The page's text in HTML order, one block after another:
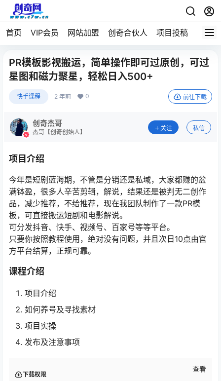
首页 VIP会员 网站加盟 创奇合伙人 项目投稿
PR模板影视搬运，简单操作即可过原创，可过
星图和磁力聚星，轻松日入500+
快手课程 2 年前 0 前往下载
创奇杰哥
杰哥【创奇创始人】
关注 私信
项目介绍
今年是短剧蓝海期，不管是分销还是私域，大家都赚的盆
满钵盈，很多人辛苦剪辑，解说，结果还是被判无二创作
品，减少推荐，不给推荐，现在我团队制作了一款PR模
板，可直接搬运短剧和电影解说。
可分发抖音、快手、视频号、百家号等等平台。
只要你按照教程使用，绝对没有问题，并且次日10点由官
方平台结算，正规可靠。
课程介绍
项目介绍
如何养号及寻找素材
项目实操
发布及注意事项
下载权限
查看